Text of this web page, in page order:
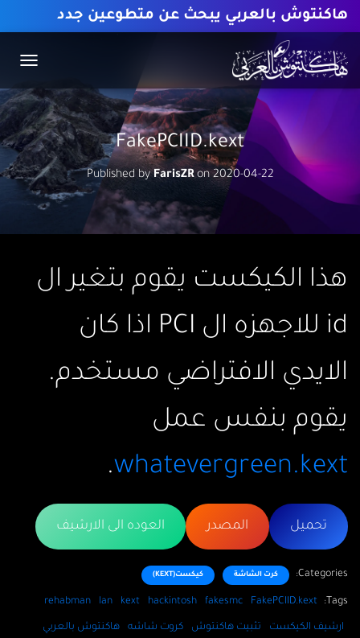
هاكنتوش بالعربي يبحث عن متطوعين جدد
O
G
G
L
E
N
A
FakePCIID.kext
Published byFarisZRon2020-04-22
هذا الكيكست يقوم بتغير ال
id للاجهزه ال PCI اذا كان
الايدي الافتراضي مستخدم.
يقوم بنفس عمل
whatevergreen.kext
.
تحميل المصدر العوده الى الارشيف
Categories: كرت الشاشة كيكست(KEXT)
Tags:
FakePCIID.kext
fakesmc
hackintosh
kext
lan
rehabman
ارشيف الكيكست تثبيت هاكنتوش كروت شاشه هاكنتوش بالعربي